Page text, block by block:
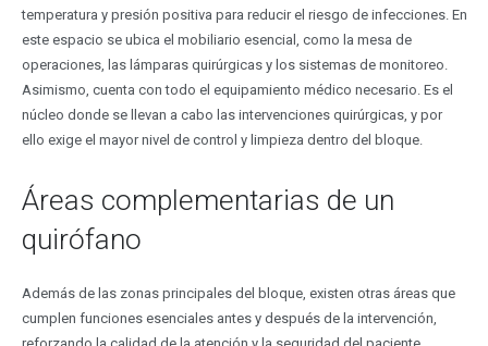
temperatura y presión positiva para reducir el riesgo de infecciones. En
este espacio se ubica el mobiliario esencial, como la mesa de
operaciones, las lámparas quirúrgicas y los sistemas de monitoreo.
Asimismo, cuenta con todo el equipamiento médico necesario. Es el
núcleo donde se llevan a cabo las intervenciones quirúrgicas, y por
ello exige el mayor nivel de control y limpieza dentro del bloque.
Áreas complementarias de un
quirófano
Además de las zonas principales del bloque, existen otras áreas que
cumplen funciones esenciales antes y después de la intervención,